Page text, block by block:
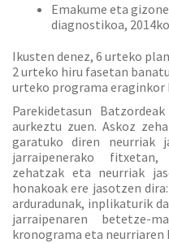
Emakume eta
diagnostikoa,
Ikusten denez, 6 urteko
2 urteko hiru fasetan
urteko programa eraginkor
Parekidetasun
aurkeztu zuen. Askoz
garatuko diren neurriak
jarraipenerako
zehatzak eta neurriak
honakoak ere jasotzen
arduradunak, inplikaturik
jarraipenaren betetze-
kronograma eta neurriaren